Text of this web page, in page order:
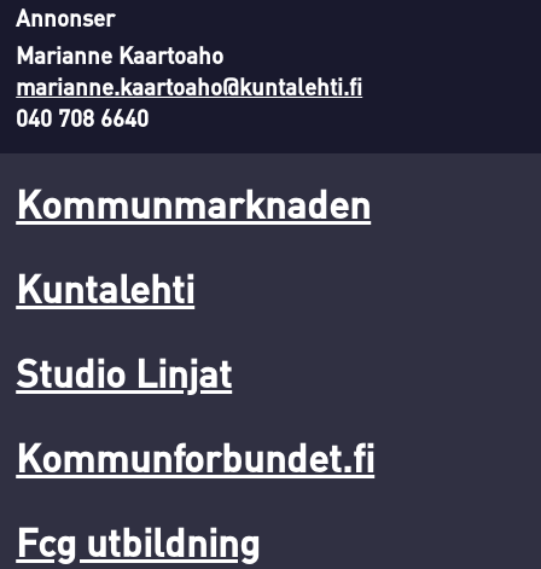
Annonser
Marianne Kaartoaho
marianne.kaartoaho@kuntalehti.fi
040 708 6640
Kommunmarknaden
Kuntalehti
Studio Linjat
Kommunforbundet.fi
Fcg utbildning